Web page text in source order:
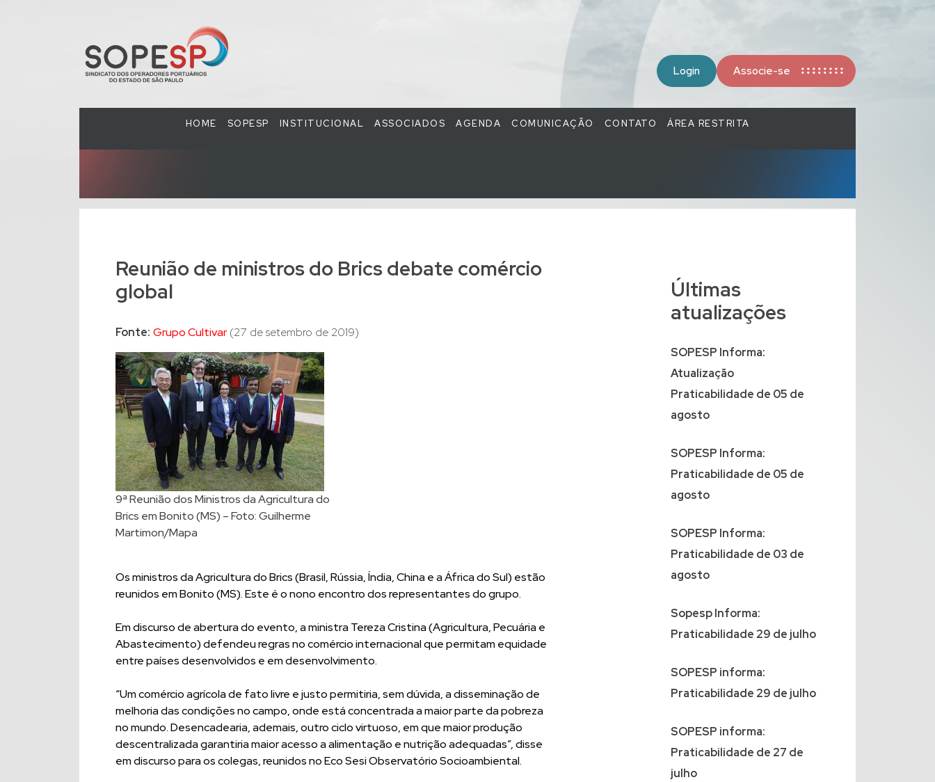
Login Associe-se
HOME SOPESP INSTITUCIONAL ASSOCIADOS AGENDA COMUNICAÇÃO CONTATO ÁREA RESTRITA
Reunião de ministros do Brics debate comércio
global
Fonte: Grupo Cultivar(27 de setembro de 2019)
9ª Reunião dos Ministros da Agricultura do
Brics em Bonito (MS) – Foto: Guilherme
Martimon/Mapa
Os ministros da Agricultura do Brics (Brasil, Rússia, Índia, China e a África do Sul) estão
reunidos em Bonito (MS). Este é o nono encontro dos representantes do grupo.
Em discurso de abertura do evento, a ministra Tereza Cristina (Agricultura, Pecuária e
Abastecimento) defendeu regras no comércio internacional que permitam equidade
entre países desenvolvidos e em desenvolvimento.
“Um comércio agrícola de fato livre e justo permitiria, sem dúvida, a disseminação de
melhoria das condições no campo, onde está concentrada a maior parte da pobreza
no mundo. Desencadearia, ademais, outro ciclo virtuoso, em que maior produção
descentralizada garantiria maior acesso a alimentação e nutrição adequadas”, disse
em discurso para os colegas, reunidos no Eco Sesi Observatório Socioambiental.
Últimas
atualizações
SOPESP Informa:
Atualização
Praticabilidade de 05 de
agosto
SOPESP Informa:
Praticabilidade de 05 de
agosto
SOPESP Informa:
Praticabilidade de 03 de
agosto
Sopesp Informa:
Praticabilidade 29 de julho
SOPESP informa:
Praticabilidade 29 de julho
SOPESP informa:
Praticabilidade de 27 de
julho